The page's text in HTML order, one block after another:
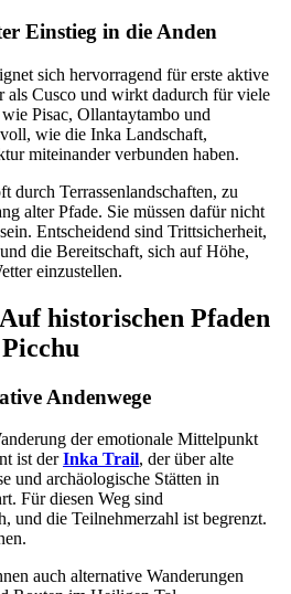
Einstieg in die Anden
sich hervorragend für erste aktive
als Cusco und wirkt dadurch für viele
Pisac, Ollantaytambo und
wie die Inka Landschaft,
miteinander verbunden haben.
durch Terrassenlandschaften, zu
alter Pfade. Sie müssen dafür nicht
Entscheidend sind Trittsicherheit,
die Bereitschaft, sich auf Höhe,
einzustellen.
historischen Pfaden
Andenwege
der emotionale Mittelpunkt
ist derInka Trail, der über alte
und archäologische Stätten in
Für diesen Weg sind
und die Teilnehmerzahl ist begrenzt.
auch alternative Wanderungen